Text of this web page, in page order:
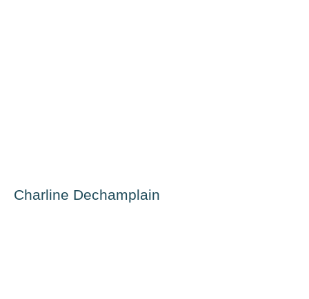
Charline Dechamplain